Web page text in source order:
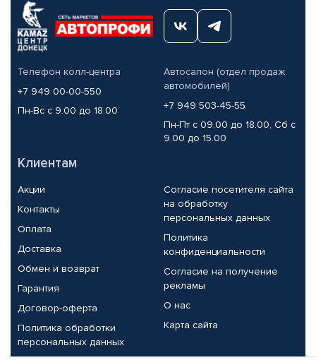
Телефон колл-центра
+7 949 00-00-550
Пн-Вс с 9.00 до 18.00
Автосалон (отдел продаж
автомобилей)
+7 949 503-45-55
Пн-Пт с 09.00 до 18.00, Сб с
9.00 до 15.00
Клиентам
Акции
Контакты
Оплата
Доставка
Обмен и возврат
Гарантия
Договор-оферта
Политика обработки
персональных данных
Согласие посетителя сайта
на обработку
персональных данных
Политика
конфиденциальности
Согласие на получение
рекламы
О нас
Карта сайта